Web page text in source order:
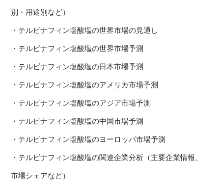
別・用途別など）
・テルビナフィン塩酸塩の世界市場の見通し
・テルビナフィン塩酸塩の世界市場予測
・テルビナフィン塩酸塩の日本市場予測
・テルビナフィン塩酸塩のアメリカ市場予測
・テルビナフィン塩酸塩のアジア市場予測
・テルビナフィン塩酸塩の中国市場予測
・テルビナフィン塩酸塩のヨーロッパ市場予測
・テルビナフィン塩酸塩の関連企業分析（主要企業情報、
市場シェアなど）